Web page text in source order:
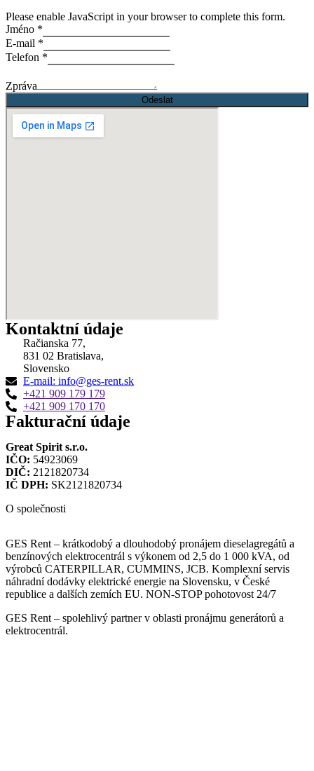
Please enable JavaScript in your browser to complete this form.
Jméno *
E-mail *
Telefon *
Zpráva
Odeslat
Kontaktní údaje
Račianska 77,
831 02 Bratislava,
Slovensko
E-mail: info@ges-rent.sk
+421 909 179 179
+421 909 170 170
Fakturační údaje
Great Spirit s.r.o.
IČO: 54923069
DIČ: 2121820734
IČ DPH: SK2121820734
O společnosti
GES Rent – krátkodobý a dlouhodobý pronájem dieselagregátů a
benzínových elektrocentrál s výkonem od 2,5 do 1 000 kVA, od
výrobců CATERPILLAR, CUMMINS, JCB. Komplexní servis
náhradní dodávky elektrické energie na Slovensku, v České
republice a dalších zemích EU. NON-STOP pohotovost 24/7
GES Rent – spolehlivý partner v oblasti pronájmu generátorů a
elektrocentrál.